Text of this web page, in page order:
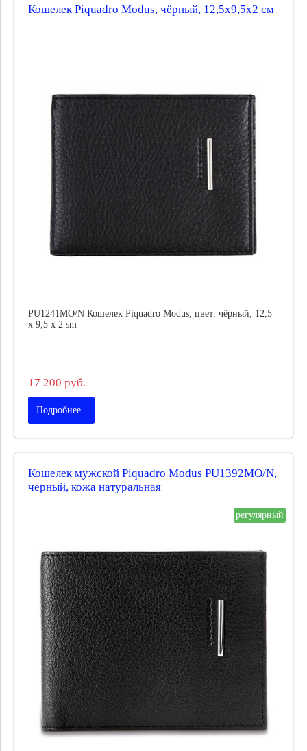
Кошелек Piquadro Modus, чёрный, 12,5х9,5х2 см
PU1241MO/N Кошелек Piquadro Modus, цвет: чёрный, 12,5
x 9,5 x 2 sm
17 200 руб.
Подробнее
Кошелек мужской Piquadro Modus PU1392MO/N,
чёрный, кожа натуральная
регулярный